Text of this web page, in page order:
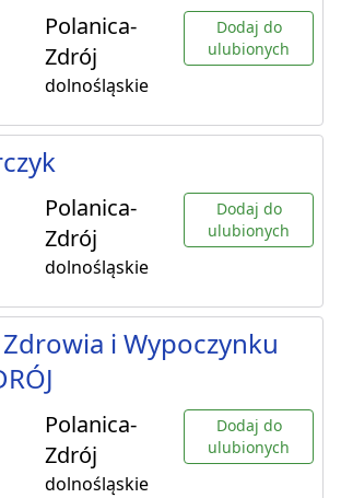
Polanica-
Zdrój
dolnośląskie
Dodaj do
ulubionych
Polanica-
Zdrój
dolnośląskie
Dodaj do
ulubionych
i Wypoczynku
Polanica-
Zdrój
dolnośląskie
Dodaj do
ulubionych